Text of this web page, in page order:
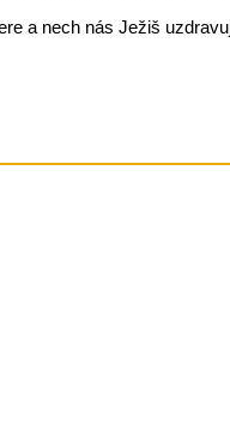
a nech nás Ježiš